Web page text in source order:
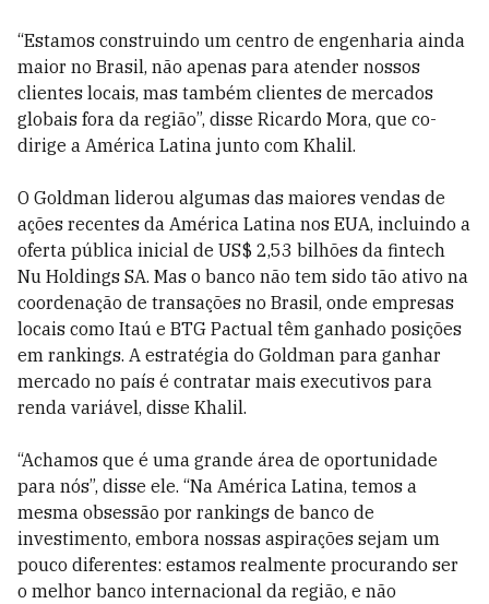
“Estamos construindo um centro de engenharia ainda
maior no Brasil, não apenas para atender nossos
clientes locais, mas também clientes de mercados
globais fora da região”, disse Ricardo Mora, que co-
dirige a América Latina junto com Khalil.
O Goldman liderou algumas das maiores vendas de
ações recentes da América Latina nos EUA, incluindo a
oferta pública inicial de US$ 2,53 bilhões da fintech
Nu Holdings SA. Mas o banco não tem sido tão ativo na
coordenação de transações no Brasil, onde empresas
locais como Itaú e BTG Pactual têm ganhado posições
em rankings. A estratégia do Goldman para ganhar
mercado no país é contratar mais executivos para
renda variável, disse Khalil.
“Achamos que é uma grande área de oportunidade
para nós”, disse ele. “Na América Latina, temos a
mesma obsessão por rankings de banco de
investimento, embora nossas aspirações sejam um
pouco diferentes: estamos realmente procurando ser
o melhor banco internacional da região, e não